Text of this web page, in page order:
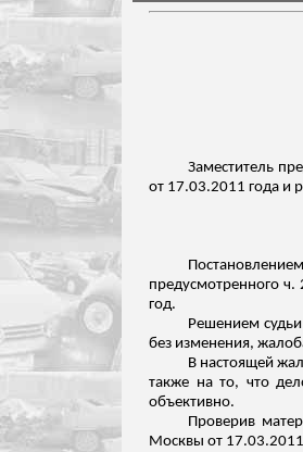
Заместитель
от 17.03.2011 года и
предусмотренного
год.
Решением
без изменения,
В настоящей
также на то, что
объективно.
Проверив
Москвы от